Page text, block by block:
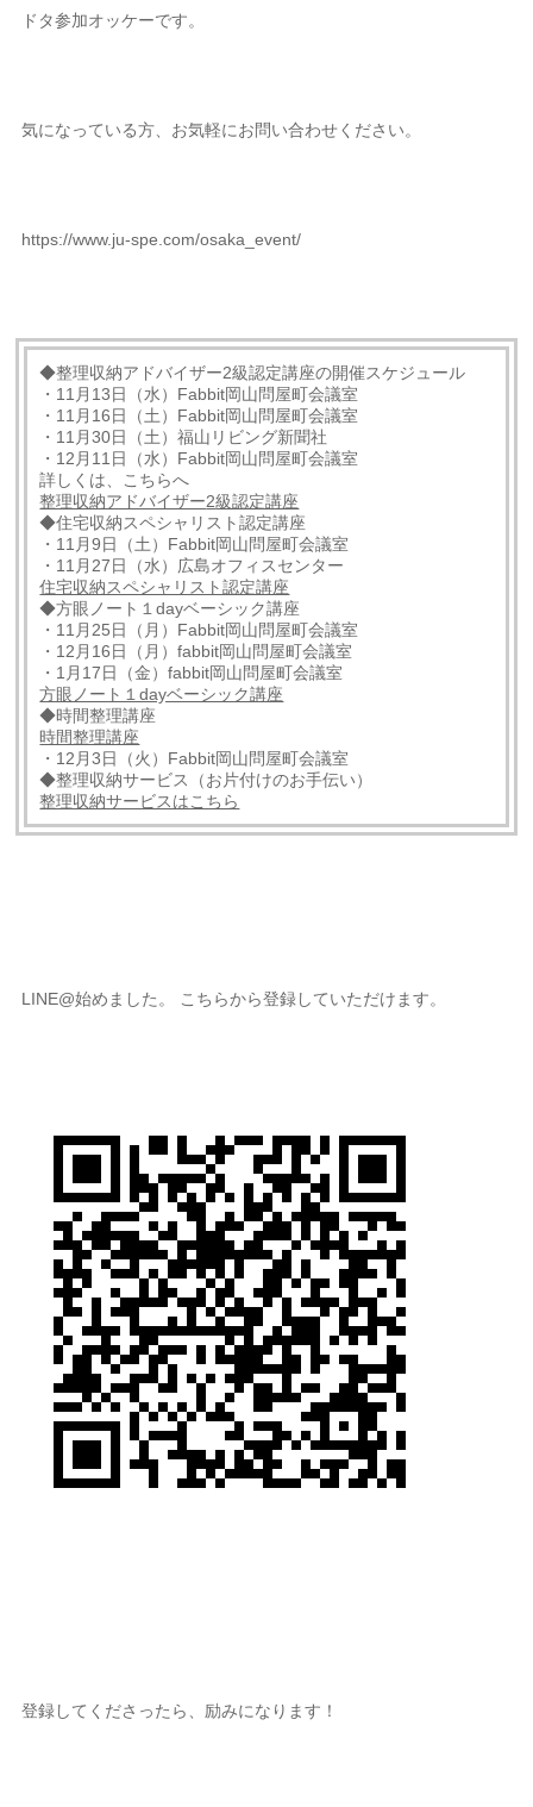
ドタ参加オッケーです。
気になっている方、お気軽にお問い合わせください。
https://www.ju-spe.com/osaka_event/
◆整理収納アドバイザー2級認定講座の開催スケジュール
・11月13日（水）Fabbit岡山問屋町会議室
・11月16日（土）Fabbit岡山問屋町会議室
・11月30日（土）福山リビング新聞社
・12月11日（水）Fabbit岡山問屋町会議室
詳しくは、こちらへ
整理収納アドバイザー2級認定講座
◆住宅収納スペシャリスト認定講座
・11月9日（土）Fabbit岡山問屋町会議室
・11月27日（水）広島オフィスセンター
住宅収納スペシャリスト認定講座
◆方眼ノート１dayベーシック講座
・11月25日（月）Fabbit岡山問屋町会議室
・12月16日（月）fabbit岡山問屋町会議室
・1月17日（金）fabbit岡山問屋町会議室
方眼ノート１dayベーシック講座
◆時間整理講座
時間整理講座
・12月3日（火）Fabbit岡山問屋町会議室
◆整理収納サービス（お片付けのお手伝い）
整理収納サービスはこちら
LINE@始めました。 こちらから登録していただけます。
登録してくださったら、励みになります！